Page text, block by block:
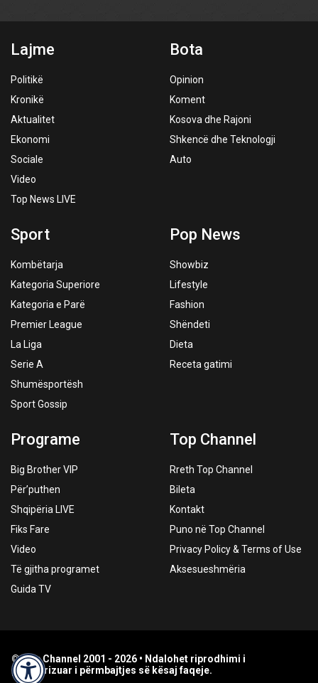
Lajme
Politikë
Kronikë
Aktualitet
Ekonomi
Sociale
Video
Top News LIVE
Bota
Opinion
Koment
Kosova dhe Rajoni
Shkencë dhe Teknologji
Auto
Sport
Kombëtarja
Kategoria Superiore
Kategoria e Parë
Premier League
La Liga
Serie A
Shumësportësh
Sport Gossip
Pop News
Showbiz
Lifestyle
Fashion
Shëndeti
Dieta
Receta gatimi
Programe
Big Brother VIP
Për’puthen
Shqipëria LIVE
Fiks Fare
Video
Të gjitha programet
Guida TV
Top Channel
Rreth Top Channel
Bileta
Kontakt
Puno në Top Channel
Privacy Policy & Terms of Use
Aksesueshmëria
© Top Channel 2001 - 2026 • Ndalohet riprodhimi i
paautorizuar i përmbajtjes së kësaj faqeje.